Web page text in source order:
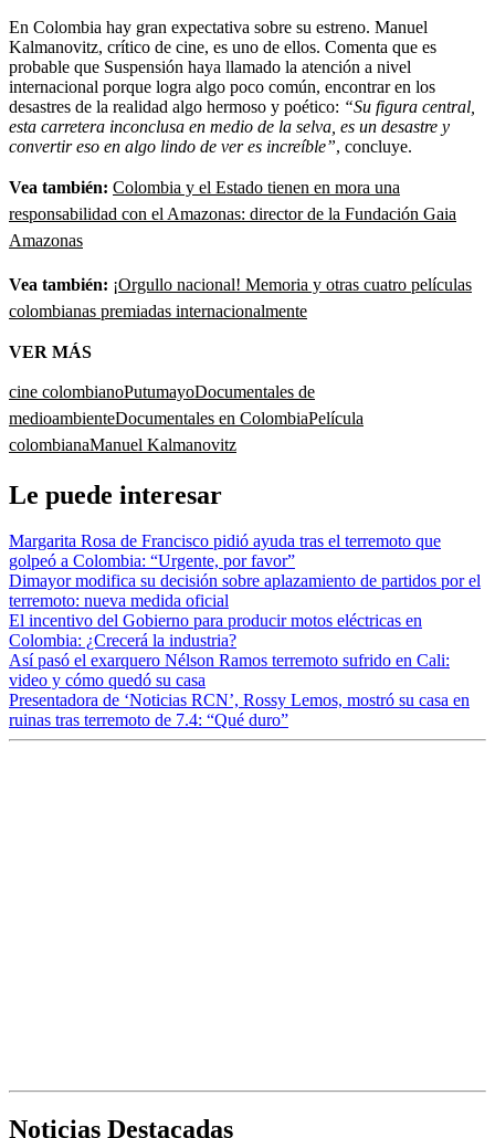
En Colombia hay gran expectativa sobre su estreno. Manuel
Kalmanovitz, crítico de cine, es uno de ellos. Comenta que es
probable que Suspensión haya llamado la atención a nivel
internacional porque logra algo poco común, encontrar en los
desastres de la realidad algo hermoso y poético: “Su figura central,
esta carretera inconclusa en medio de la selva, es un desastre y
convertir eso en algo lindo de ver es increíble”, concluye.
Vea también: Colombia y el Estado tienen en mora una
responsabilidad con el Amazonas: director de la Fundación Gaia
Amazonas
Vea también: ¡Orgullo nacional! Memoria y otras cuatro películas
colombianas premiadas internacionalmente
VER MÁS
cine colombianoPutumayoDocumentales de
medioambienteDocumentales en ColombiaPelícula
colombianaManuel Kalmanovitz
Le puede interesar
Margarita Rosa de Francisco pidió ayuda tras el terremoto que
golpeó a Colombia: “Urgente, por favor”
Dimayor modifica su decisión sobre aplazamiento de partidos por el
terremoto: nueva medida oficial
El incentivo del Gobierno para producir motos eléctricas en
Colombia: ¿Crecerá la industria?
Así pasó el exarquero Nélson Ramos terremoto sufrido en Cali:
video y cómo quedó su casa
Presentadora de ‘Noticias RCN’, Rossy Lemos, mostró su casa en
ruinas tras terremoto de 7.4: “Qué duro”
Noticias Destacadas